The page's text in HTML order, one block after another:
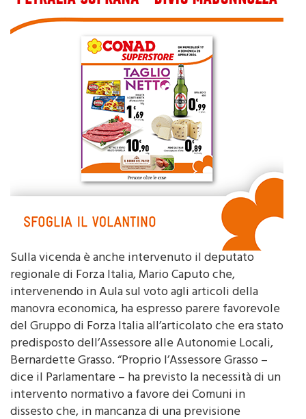
Sulla vicenda è anche intervenuto il deputato
regionale di Forza Italia, Mario Caputo che,
intervenendo in Aula sul voto agli articoli della
manovra economica, ha espresso parere favorevole
del Gruppo di Forza Italia all’articolato che era stato
predisposto dell’Assessore alle Autonomie Locali,
Bernardette Grasso. “Proprio l’Assessore Grasso –
dice il Parlamentare – ha previsto la necessità di un
intervento normativo a favore dei Comuni in